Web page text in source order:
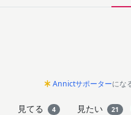
Annictサポーターにな
見てる 4 見たい 21